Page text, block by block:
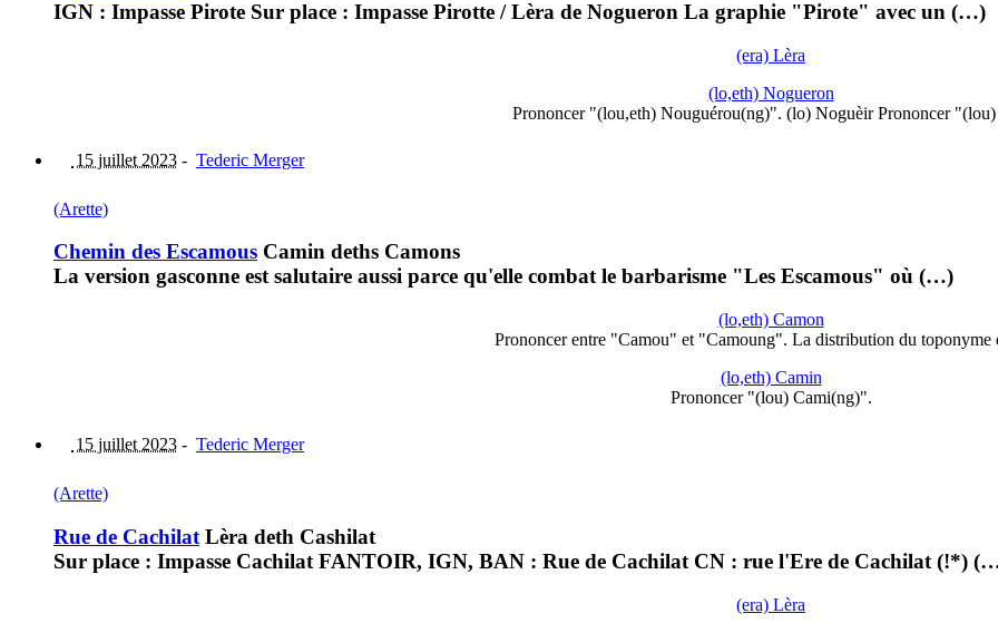
IGN : Impasse Pirote Sur place : Impasse Pirotte / Lèra de Nogueron La graphie "Pirote" avec un (…)
(era) Lèra
(lo,eth) Nogueron
Prononcer "(lou,eth) Nouguérou(ng)". (lo) Noguèir Prononcer
15 juillet 2023 - Tederic Merger
(Arette)
Chemin des Escamous Camin deths Camons
La version gasconne est salutaire aussi parce qu'elle combat le barbarisme "Les Escamous" où (…)
(lo,eth) Camon
Prononcer entre "Camou" et "Camoung". La distribution du
(lo,eth) Camin
Prononcer "(lou) Cami(ng)".
15 juillet 2023 - Tederic Merger
(Arette)
Rue de Cachilat Lèra deth Cashilat
Sur place : Impasse Cachilat FANTOIR, IGN, BAN : Rue de Cachilat CN : rue l'Ere de Cachilat (!*)
(era) Lèra